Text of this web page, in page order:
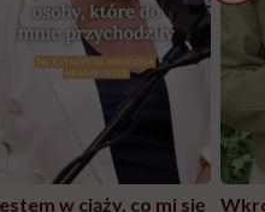
w ciąży, co mi się